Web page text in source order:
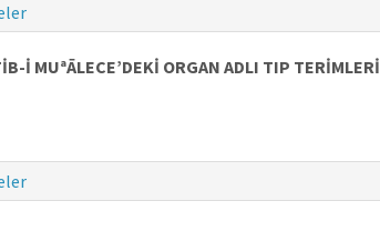
İ MUªĀLECE’DEKİ ORGAN ADLI TIP TERİMLERİ